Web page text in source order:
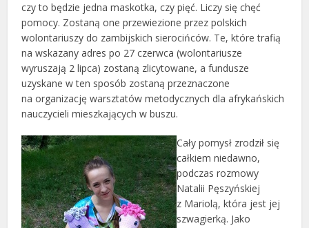
czy to będzie jedna maskotka, czy pięć. Liczy się chęć
pomocy. Zostaną one przewiezione przez polskich
wolontariuszy do zambijskich sierocińców. Te, które trafią
na wskazany adres po 27 czerwca (wolontariusze
wyruszają 2 lipca) zostaną zlicytowane, a fundusze
uzyskane w ten sposób zostaną przeznaczone
na organizację warsztatów metodycznych dla afrykańskich
nauczycieli mieszkających w buszu.
Cały pomysł zrodził się
całkiem niedawno,
podczas rozmowy
Natalii Pęszyńskiej
z Mariolą, która jest jej
szwagierką. Jako